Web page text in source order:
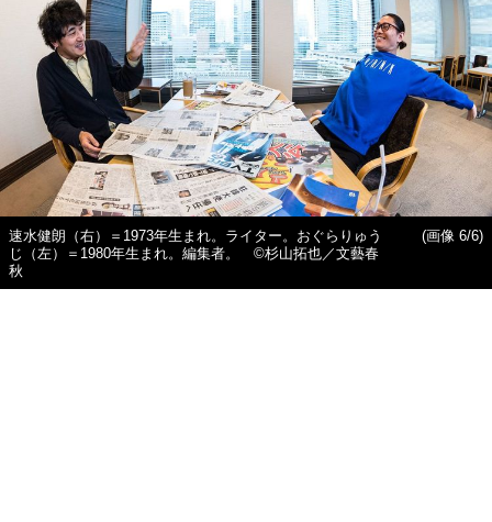
速水健朗（右）＝1973年生まれ。ライター。おぐらりゅう
じ（左）＝1980年生まれ。編集者。 ©杉山拓也／文藝春
秋
(画像 6/6)